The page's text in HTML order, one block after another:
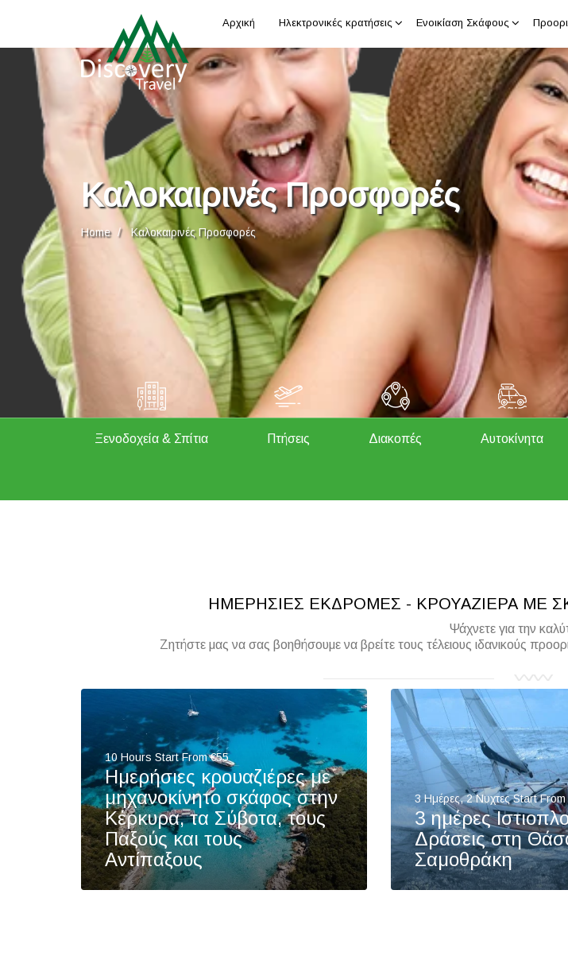
Αρχική Ηλεκτρονικές κρατήσεις Ενοικίαση Σκάφους
Καλοκαιρινές Προσφορές
Home Καλοκαιρινές Προσφορές
Ξενοδοχεία & Σπίτια Πτήσεις Διακοπές Αυτοκίνητα
ΗΜΕΡΗΣΙΕΣ ΕΚΔΡΟΜΕΣ - ΚΡΟΥΑΖΙΕΡΑ ΜΕ
Ψάχνετε για την
Ζητήστε μας να σας βοηθήσουμε να βρείτε τους τέλειους ιδανικούς
10 Hours Start From €55
Ημερήσιες κρουαζιέρες με
μηχανοκίνητο σκάφος στην
Κέρκυρα, τα Σύβοτα, τους
Παξούς και τους
Αντίπαξους
3 Ημέρες, 2 Νυχτες Start
3 ημέρες
Δράσεις στη
Σαμοθράκη